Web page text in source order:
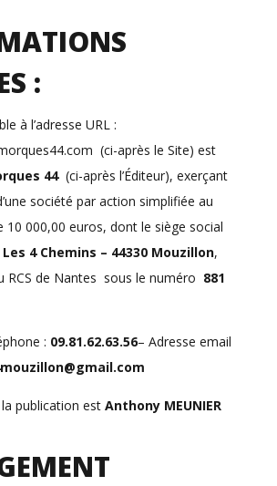
:
à l’adresse URL :
(ci-après le Site) est
44 (ci-après l’Éditeur), exerçant
société par action simplifiée au
10 000,00 euros, dont le siège social
Les 4 Chemins – 44330 Mouzillon,
RCS de Nantes sous le numéro 881
: 09.81.62.63.56– Adresse email
publication est Anthony MEUNIER